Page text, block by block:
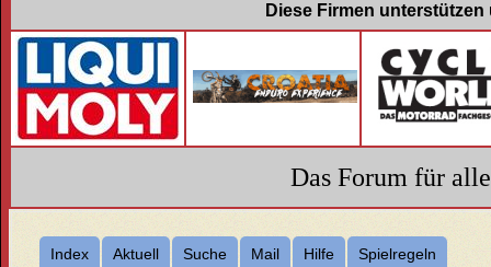
Diese Firmen
Das Forum für
Index Aktuell Suche Mail Hilfe
Spielregeln